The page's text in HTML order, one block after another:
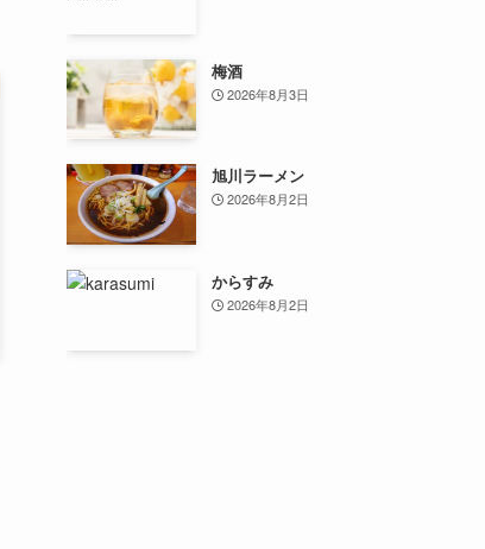
梅酒
2026年8月3日
旭川ラーメン
2026年8月2日
からすみ
2026年8月2日